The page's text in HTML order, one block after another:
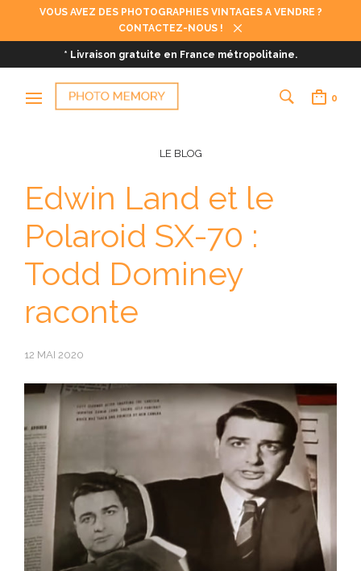
VOUS AVEZ DES PHOTOGRAPHIES VINTAGES A VENDRE ?
CONTACTEZ-NOUS !
* Livraison gratuite en France métropolitaine.
0
LE BLOG
Edwin Land et le
Polaroid SX-70 :
Todd Dominey
raconte
12 MAI 2020